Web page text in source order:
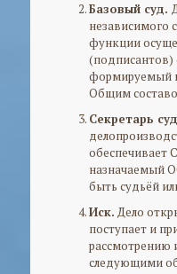
Базовый суд.
независимого
функции
формируемый
Общим
Секретарь
обеспечивает
назначаемый
быть судьёй
Иск. Дело
поступает и
рассмотрению
следующими